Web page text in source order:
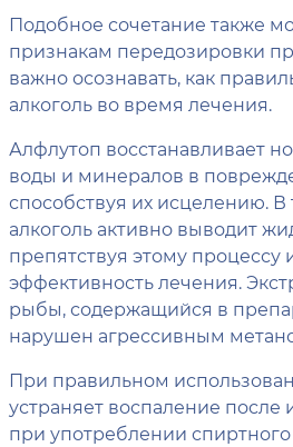
Подобное сочетание также
признакам передозировки
важно осознавать, как
алкоголь во время лечения.
Алфлутоп восстанавливает
воды и минералов в
способствуя их исцелению. В
алкоголь активно выводит
препятствуя этому процессу
эффективность лечения.
рыбы, содержащийся в
нарушен агрессивным
При правильном
устраняет воспаление
при употреблении спиртного